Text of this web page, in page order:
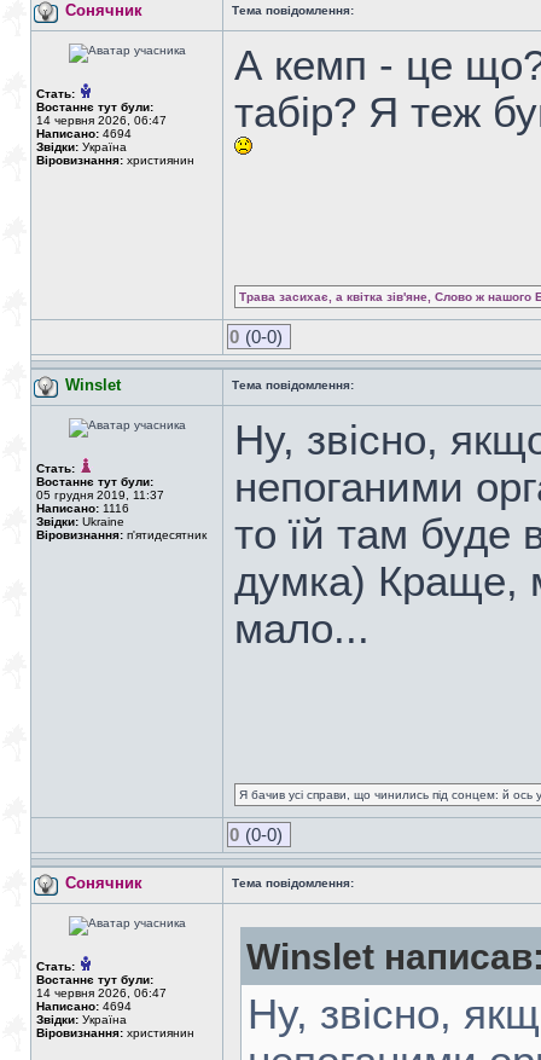
Сонячник Тема повідомлення:
Стать:
Востаннє тут були:
14 червня 2026, 06:47
Написано: 4694
Звідки: Україна
Віровизнання: християнин
А кемп - це
табір? Я теж
Трава засихає, а квітка зів'яне, Слово ж нашого
0 (0-0)
Winslet Тема повідомлення:
Стать:
Востаннє тут були:
05 грудня 2019, 11:37
Написано: 1116
Звідки: Ukraine
Віровизнання: п'ятидесятник
Ну, звісно,
непоганими
то їй там буде
думка) Краще,
мало...
Я бачив усі справи, що чинились під сонцем: й ось
0 (0-0)
Сонячник Тема повідомлення:
Стать:
Востаннє тут були:
14 червня 2026, 06:47
Написано: 4694
Звідки: Україна
Віровизнання: християнин
Winslet
Ну, звісно,